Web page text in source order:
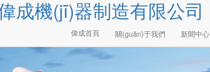
成機(jī)器制造有限公司
偉成首頁 關(guān)于我們 新聞中心